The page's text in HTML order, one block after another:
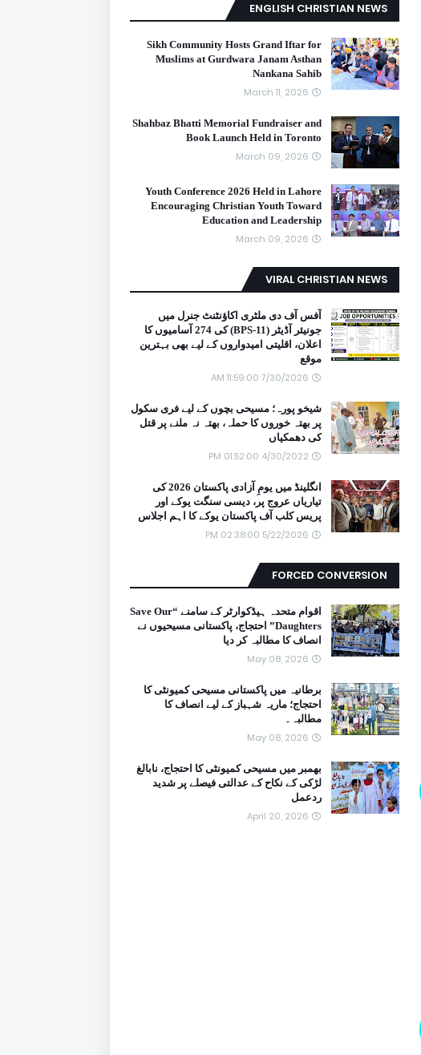
ENGLISH CHRISTIAN NEWS
Sikh Community Hosts Grand Iftar for
Muslims at Gurdwara Janam Asthan
Nankana Sahib
March 11, 2026
Shahbaz Bhatti Memorial Fundraiser and
Book Launch Held in Toronto
March 09, 2026
Youth Conference 2026 Held in Lahore
Encouraging Christian Youth Toward
Education and Leadership
March 09, 2026
VIRAL CHRISTIAN NEWS
آفس آف دی ملٹری اکاؤنٹنٹ جنرل میں
جونیئر آڈیٹر (BPS-11) کی 274 آسامیوں کا
اعلان، اقلیتی امیدواروں کے لیے بھی بہترین
موقع
7/30/2026 11:59:00 AM
شیخو پورہ؛ مسیحی بچوں کے لیے فری سکول
پر بھتہ خوروں کا حملہ، بھتہ نہ ملنے پر قتل
کی دھمکیاں
4/30/2022 01:52:00 PM
انگلینڈ میں یومِ آزادی پاکستان 2026 کی
تیاریاں عروج پر، دیسی سنگت یوکے اور
پریس کلب آف پاکستان یوکے کا اہم اجلاس
5/22/2026 02:38:00 PM
FORCED CONVERSION
اقوام متحدہ ہیڈکوارٹر کے سامنے “Save Our
Daughters” احتجاج، پاکستانی مسیحیوں نے
انصاف کا مطالبہ کر دیا
May 08, 2026
برطانیہ میں پاکستانی مسیحی کمیونٹی کا
احتجاج؛ ماریہ شہباز کے لیے انصاف کا
مطالبہ۔
May 08, 2026
بھمبر میں مسیحی کمیونٹی کا احتجاج، نابالغ
لڑکی کے نکاح کے عدالتی فیصلے پر شدید
ردعمل
April 20, 2026